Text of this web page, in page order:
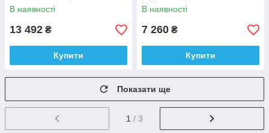
В наявності
13 492 ₴
Купити
В наявності
7 260 ₴
Купити
Показати ще
1 / 3